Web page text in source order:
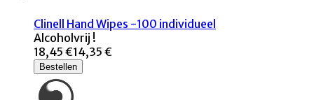
Clinell Hand Wipes -100 individueel
Alcoholvrij !
18,45 €14,35 €
Bestellen